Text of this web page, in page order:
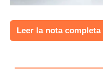
Leer la nota completa